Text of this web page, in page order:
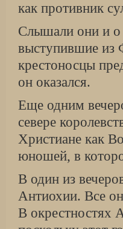
как противник
Слышали они и о
выступившие из
крестоносцы
он оказался.
Еще одним
севере
Христиане как
юношей, в
В один из
Антиохии. Все
В окрестностях